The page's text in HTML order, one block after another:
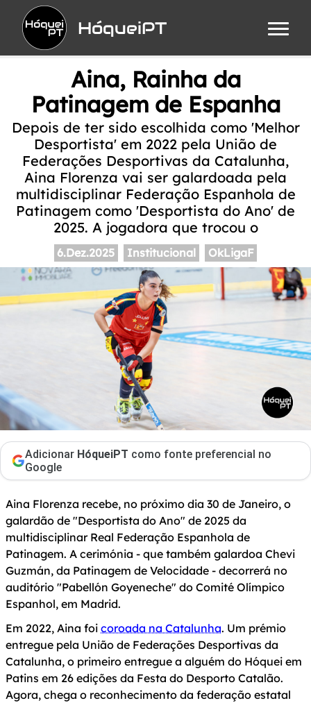
HóqueiPT
Aina, Rainha da
Patinagem de Espanha
Depois de ter sido escolhida como 'Melhor
Desportista' em 2022 pela União de
Federações Desportivas da Catalunha,
Aina Florenza vai ser galardoada pela
multidisciplinar Federação Espanhola de
Patinagem como 'Desportista do Ano' de
2025. A jogadora que trocou o
6.Dez.2025 Institucional OkLigaF
Adicionar HóqueiPT como fonte preferencial no
Google
Aina Florenza recebe, no próximo dia 30 de Janeiro, o
galardão de "Desportista do Ano" de 2025 da
multidisciplinar Real Federação Espanhola de
Patinagem. A cerimónia - que também galardoa Chevi
Guzmán, da Patinagem de Velocidade - decorrerá no
auditório "Pabellón Goyeneche" do Comité Olímpico
Espanhol, em Madrid.
Em 2022, Aina foi coroada na Catalunha. Um prémio
entregue pela União de Federações Desportivas da
Catalunha, o primeiro entregue a alguém do Hóquei em
Patins em 26 edições da Festa do Desporto Catalão.
Agora, chega o reconhecimento da federação estatal